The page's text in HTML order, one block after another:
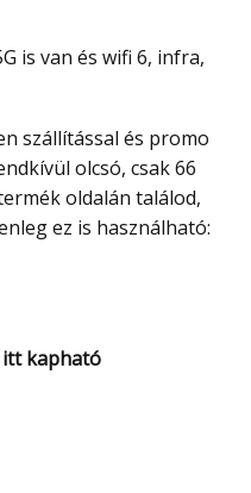
olcsó, csak 66
oldalán találod,
ez is használható:
itt kapható